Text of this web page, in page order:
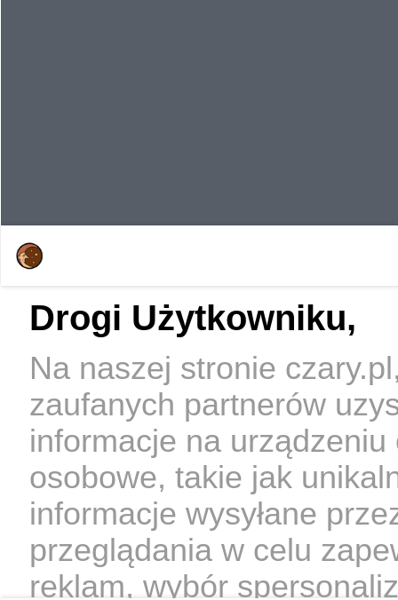
Drogi Użytkowniku,
Na naszej stronie
zaufanych partnerów
informacje na
osobowe, takie jak
informacje wysyłane
przeglądania w celu
reklam, wybór